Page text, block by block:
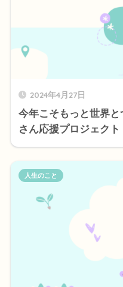
2024年4月27日
今年こそもっと世界
さん応援プロジェクト
人生のこと